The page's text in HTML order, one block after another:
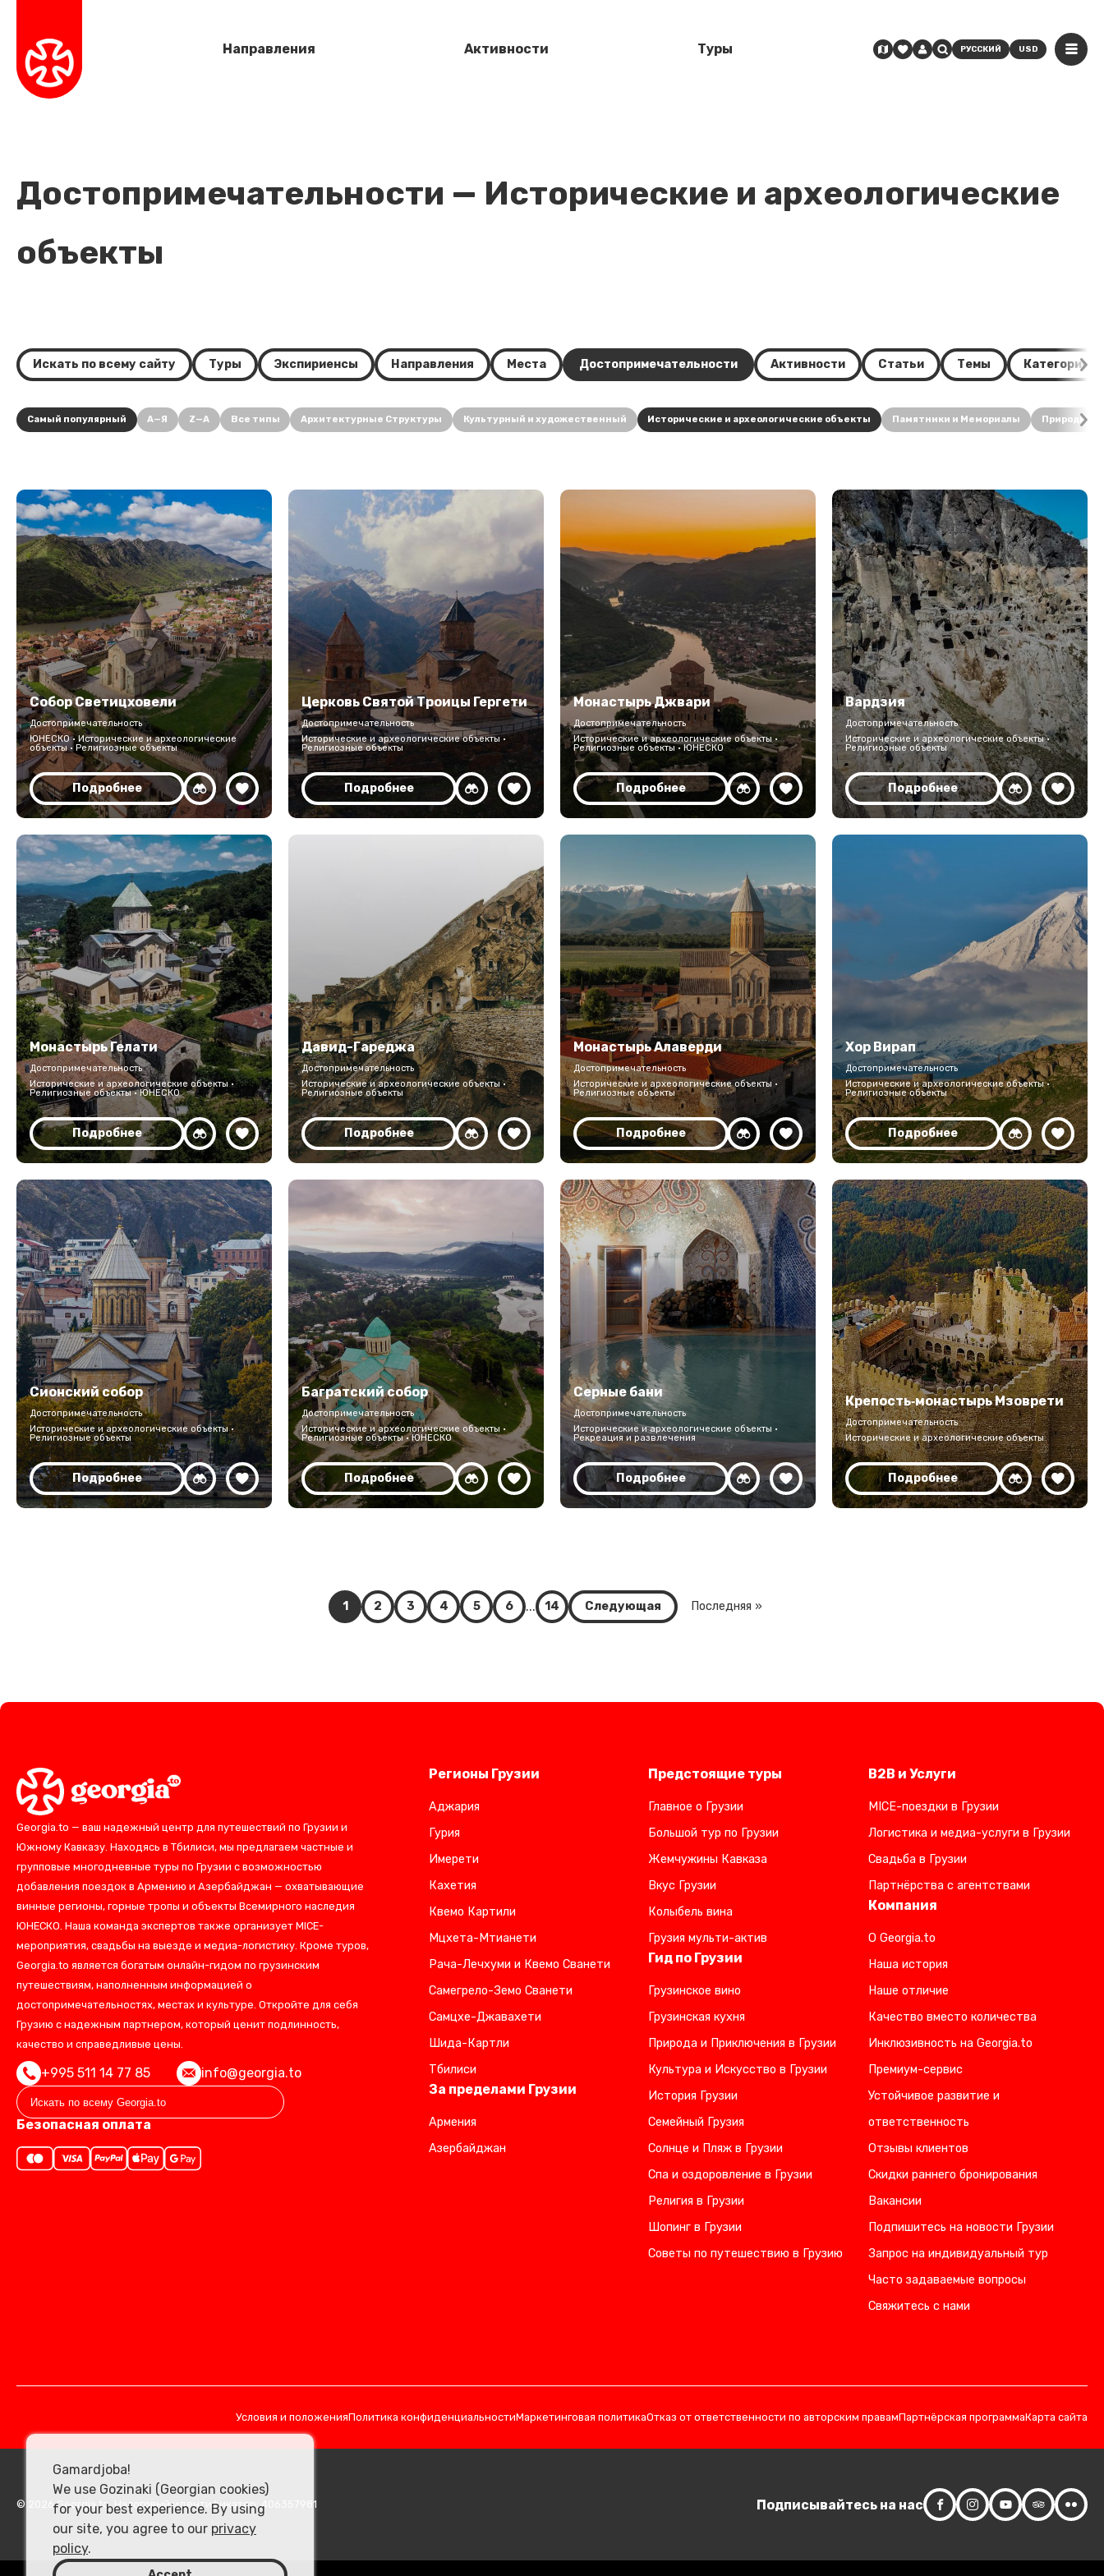
Направления Активности Туры РУССКИЙ USD
Достопримечательности — Исторические и археологические
объекты
Искать по всему сайту Туры Экспириенсы Направления Места Достопримечательности Активности Статьи Темы Категории
Самый популярный А—Я Z—A Все типы Архитектурные Структуры Культурный и художественный Исторические и археологические объекты Памятники и Мемориалы
Собор Светицховели
Достопримечательность
ЮНЕСКО · Исторические и археологические
объекты · Религиозные объекты
Подробнее
Церковь Святой Троицы Гергети
Достопримечательность
Исторические и археологические объекты ·
Религиозные объекты
Подробнее
Монастырь Джвари
Достопримечательность
Исторические и археологические объекты ·
Религиозные объекты · ЮНЕСКО
Подробнее
Вардзия
Достопримечательность
Исторические и археологические объекты ·
Религиозные объекты
Подробнее
Монастырь Гелати
Достопримечательность
Исторические и археологические объекты ·
Религиозные объекты · ЮНЕСКО
Подробнее
Давид-Гареджа
Достопримечательность
Исторические и археологические объекты ·
Религиозные объекты
Подробнее
Монастырь Алаверди
Достопримечательность
Исторические и археологические объекты ·
Религиозные объекты
Подробнее
Хор Вирап
Достопримечательность
Исторические и археологические объекты ·
Религиозные объекты
Подробнее
Сионский собор
Достопримечательность
Исторические и археологические объекты ·
Религиозные объекты
Подробнее
Багратский собор
Достопримечательность
Исторические и археологические объекты ·
Религиозные объекты · ЮНЕСКО
Подробнее
Серные бани
Достопримечательность
Исторические и археологические объекты ·
Рекреация и развлечения
Подробнее
Крепость‑монастырь Мзоврети
Достопримечательность
Исторические и археологические объекты
Подробнее
1 2 3 4 5 6 ... 14 Следующая Последняя »
Georgia.to — ваш надежный центр для путешествий по Грузии и
Южному Кавказу. Находясь в Тбилиси, мы предлагаем частные и
групповые многодневные туры по Грузии с возможностью
добавления поездок в Армению и Азербайджан — охватывающие
винные регионы, горные тропы и объекты Всемирного наследия
ЮНЕСКО. Наша команда экспертов также организует MICE-
мероприятия, свадьбы на выезде и медиа-логистику. Кроме туров,
Georgia.to является богатым онлайн-гидом по грузинским
путешествиям, наполненным информацией о
достопримечательностях, местах и культуре. Откройте для себя
Грузию с надежным партнером, который ценит подлинность,
качество и справедливые цены.
+995 511 14 77 85 info@georgia.to
Безопасная оплата
Регионы Грузии
Аджария
Гурия
Имерети
Кахетия
Квемо Картили
Мцхета-Мтианети
Рача-Лечхуми и Квемо Сванети
Самегрело-Земо Сванети
Самцхе-Джавахети
Шида-Картли
Тбилиси
За пределами Грузии
Армения
Азербайджан
Предстоящие туры
Главное о Грузии
Большой тур по Грузии
Жемчужины Кавказа
Вкус Грузии
Колыбель вина
Грузия мульти-актив
Гид по Грузии
Грузинское вино
Грузинская кухня
Природа и Приключения в Грузии
Культура и Искусство в Грузии
История Грузии
Семейный Грузия
Солнце и Пляж в Грузии
Спа и оздоровление в Грузии
Религия в Грузии
Шопинг в Грузии
Советы по путешествию в Грузию
B2B и Услуги
MICE-поездки в Грузии
Логистика и медиа-услуги в Грузии
Свадьба в Грузии
Партнёрства с агентствами
Компания
О Georgia.to
Наша история
Наше отличие
Качество вместо количества
Инклюзивность на Georgia.to
Премиум-сервис
Устойчивое развитие и
ответственность
Отзывы клиентов
Скидки раннего бронирования
Вакансии
Подпишитесь на новости Грузии
Запрос на индивидуальный тур
Часто задаваемые вопросы
Свяжитесь с нами
Условия и положенияПолитика конфиденциальностиМаркетинговая политикаОтказ от ответственности по авторским правамПартнёрская программаКарта сайта
© 2026 Georgia.to. Налоговый идентификатор: 406357981 Подписывайтесь на нас
Gamardjoba!
We use Gozinaki (Georgian cookies)
for your best experience. By using
our site, you agree to our privacy
policy.